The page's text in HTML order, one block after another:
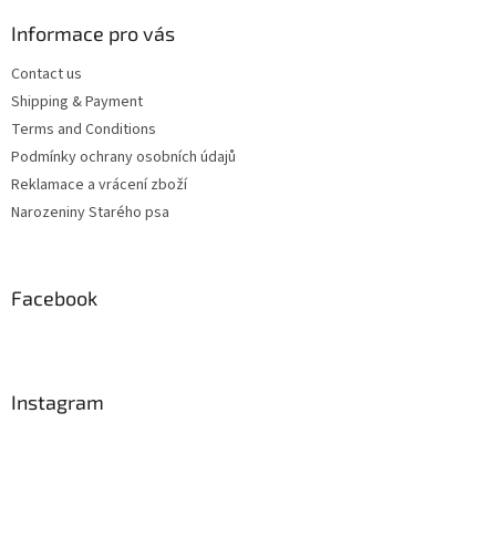
Informace pro vás
Contact us
Shipping & Payment
Terms and Conditions
Podmínky ochrany osobních údajů
Reklamace a vrácení zboží
Narozeniny Starého psa
Facebook
Instagram